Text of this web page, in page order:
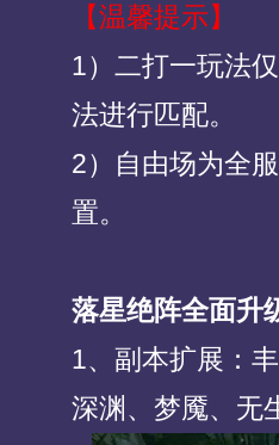
【温馨提示】
1）二打一玩法
法进行匹配。
2）自由场为全
置。
落星绝阵全面升
1、副本扩展：
深渊、梦魇、无